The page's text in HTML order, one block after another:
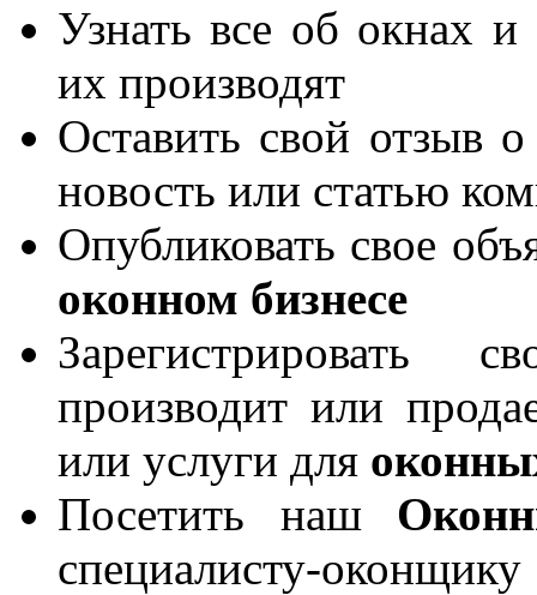
Узнать все об окнах и
их производят
Оставить свой отзыв
новость или статью
Опубликовать свое
оконном бизнесе
производит или
или услуги для
Посетить наш
специалисту-оконщику